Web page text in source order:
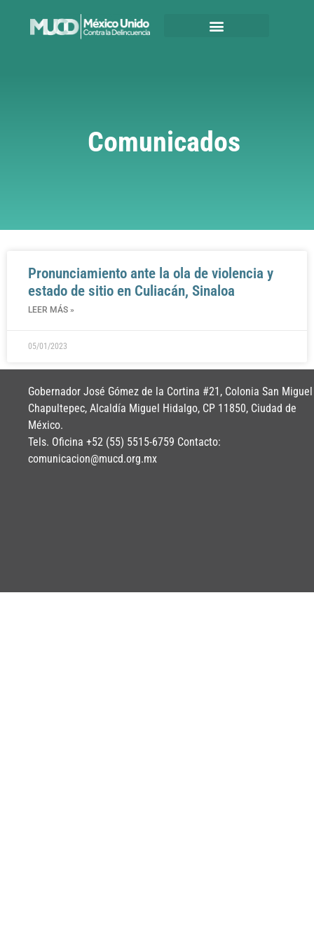
Comunicados
Pronunciamiento ante la ola de violencia y
estado de sitio en Culiacán, Sinaloa
LEER MÁS »
05/01/2023
Gobernador José Gómez de la Cortina #21, Colonia San Miguel
Chapultepec, Alcaldía Miguel Hidalgo, CP 11850, Ciudad de
México.
Tels. Oficina +52 (55) 5515-6759 Contacto:
comunicacion@mucd.org.mx